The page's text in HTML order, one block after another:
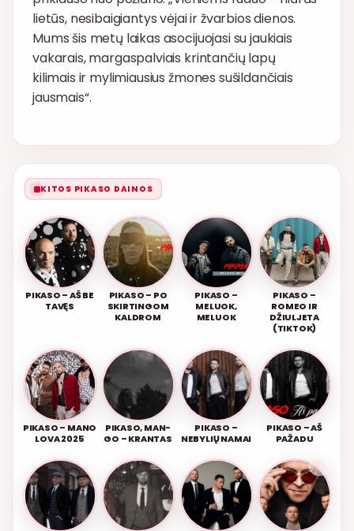
lietūs, nesibaigiantys vėjai ir žvarbios dienos.
Mums šis metų laikas asocijuojasi su jaukiais
vakarais, margaspalviais krintančių lapų
kilimais ir mylimiausius žmones sušildančiais
jausmais“.
KITOS PIKASO DAINOS
PIKASO – AŠ BE
TAVĘS
PIKASO – PO
SKIRTINGOM
KALDROM
PIKASO –
MELUOK,
MELUOK
PIKASO –
ROMEO IR
DŽIULJETA
(TIKTOK)
PIKASO – MANO
LOVA 2025
PIKASO, MAN-
GO – KRANTAS
PIKASO –
NEBYLIŲ NAMAI
PIKASO – AŠ
PAŽADU